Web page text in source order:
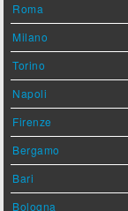
Roma
Milano
Torino
Napoli
Firenze
Bergamo
Bari
Bologna